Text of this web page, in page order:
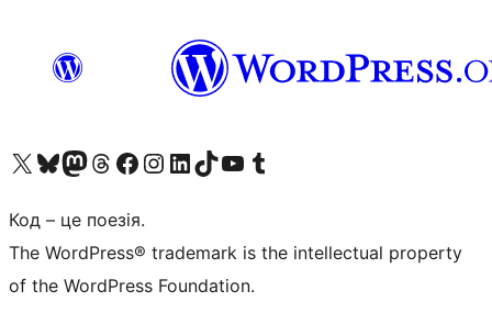
Visit our X (formerly Twitter) account
Visit our Bluesky account
Завітайте до нашої стрічки в Mastodon
Visit our Threads account
Завітайте на нашу сторінку в Facebook
Visit our Instagram account
Visit our LinkedIn account
Visit our TikTok account
Visit our YouTube channel
Visit our Tumblr account
Код – це поезія.
The WordPress® trademark is the intellectual property
of the WordPress Foundation.